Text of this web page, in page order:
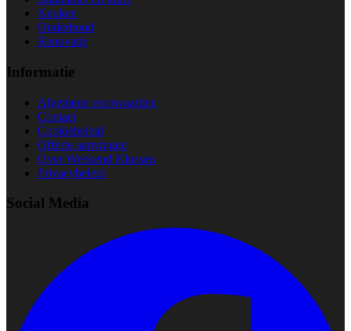
Keuken
Onderhoud
Renovatie
Informatie
Algemene voorwaarden
Contact
Cookiebeleid
Offerte aanvragen
Over Weekend Klussen
Privacybeleid
Social Media